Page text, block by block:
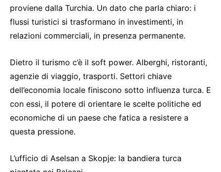
proviene dalla Turchia. Un dato che parla chiaro: i
flussi turistici si trasformano in investimenti, in
relazioni commerciali, in presenza permanente.
Dietro il turismo c’è il soft power. Alberghi, ristoranti,
agenzie di viaggio, trasporti. Settori chiave
dell’economia locale finiscono sotto influenza turca. E
con essi, il potere di orientare le scelte politiche ed
economiche di un paese che fatica a resistere a
questa pressione.
L’ufficio di Aselsan a Skopje: la bandiera turca